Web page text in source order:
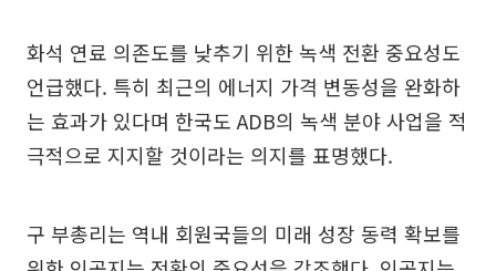
화석 연료 의존도를 낮추기 위한 녹색 전환 중요성도
언급했다. 특히 최근의 에너지 가격 변동성을 완화하
는 효과가 있다며 한국도 ADB의 녹색 분야 사업을 적
극적으로 지지할 것이라는 의지를 표명했다.
구 부총리는 역내 회원국들의 미래 성장 동력 확보를